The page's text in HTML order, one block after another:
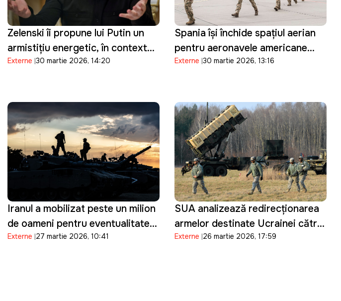
Zelenski îi propune lui Putin un
armistițiu energetic, în contextul
crizei din Orientul Mijlociu:
Externe 30 martie 2026, 14:20
Spania își închide spațiul aerian
pentru aeronavele americane
implicate în operațiuni militare
sale militare
Externe 30 martie 2026, 13:16
Iranul a mobilizat peste un milion
de oameni pentru eventualitatea
în care Trump ordonă o invazie
Externe 27 martie 2026, 10:41
SUA analizează redirecționarea
armelor destinate Ucrainei către
Orientul Mijlociu
Externe 26 martie 2026, 17:59